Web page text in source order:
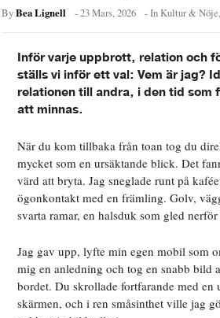
ByBea Lignell -23 Mars, 2026 - In Kultur & Nöje,
Inför varje uppbrott, relation och
ställs vi inför ett val: Vem är jag?
relationen till andra, i den tid som
att minnas.
När du kom tillbaka från toan tog du
mycket som en ursäktande blick. Det
värd att bryta. Jag sneglade runt på
ögonkontakt med en främling. Golv,
svarta ramar, en halsduk som gled
Jag gav upp, lyfte min egen mobil som
mig en anledning och tog en snabb bild
bordet. Du skrollade fortfarande med en
skärmen, och i ren småsinthet ville jag